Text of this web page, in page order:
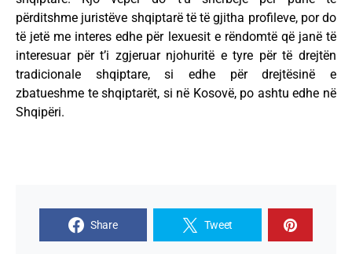
përditshme juristëve shqiptarë të të gjitha profileve, por do
të jetë me interes edhe për lexuesit e rëndomtë që janë të
interesuar për t’i zgjeruar njohuritë e tyre për të drejtën
tradicionale shqiptare, si edhe për drejtësinë e
zbatueshme te shqiptarët, si në Kosovë, po ashtu edhe në
Shqipëri.
Share Tweet